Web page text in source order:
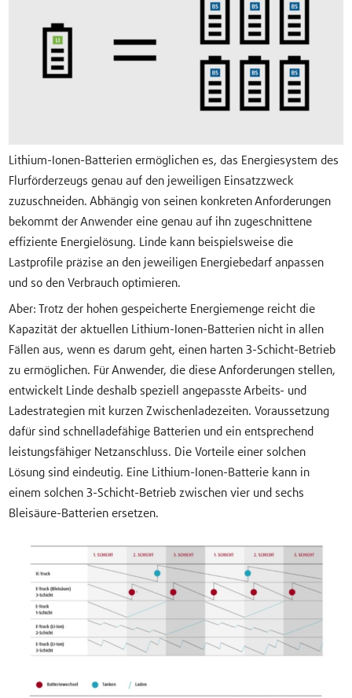
Lithium-Ionen-Batterien ermöglichen es, das Energiesystem des
Flurförderzeugs genau auf den jeweiligen Einsatzzweck
zuzuschneiden. Abhängig von seinen konkreten Anforderungen
bekommt der Anwender eine genau auf ihn zugeschnittene
effiziente Energielösung. Linde kann beispielsweise die
Lastprofile präzise an den jeweiligen Energiebedarf anpassen
und so den Verbrauch optimieren.
Aber: Trotz der hohen gespeicherte Energiemenge reicht die
Kapazität der aktuellen Lithium-Ionen-Batterien nicht in allen
Fällen aus, wenn es darum geht, einen harten 3-Schicht-Betrieb
zu ermöglichen. Für Anwender, die diese Anforderungen stellen,
entwickelt Linde deshalb speziell angepasste Arbeits- und
Ladestrategien mit kurzen Zwischenladezeiten. Voraussetzung
dafür sind schnelladefähige Batterien und ein entsprechend
leistungsfähiger Netzanschluss. Die Vorteile einer solchen
Lösung sind eindeutig. Eine Lithium-Ionen-Batterie kann in
einem solchen 3-Schicht-Betrieb zwischen vier und sechs
Bleisäure-Batterien ersetzen.